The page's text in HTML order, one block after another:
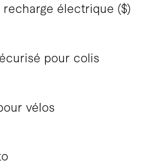
recharge électrique ($)
pour colis
vélos